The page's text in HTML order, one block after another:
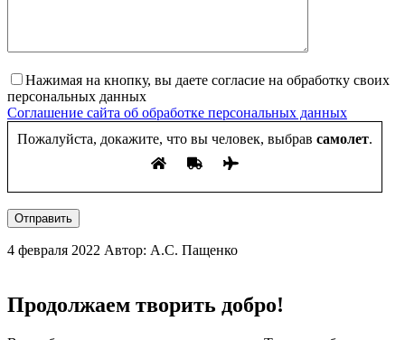
Нажимая на кнопку, вы даете согласие на обработку своих
персональных данных
Соглашение сайта об обработке персональных данных
Пожалуйста, докажите, что вы человек, выбрав самолет.
Отправить
4 февраля 2022 Автор: А.С. Пащенко
Продолжаем творить добро!